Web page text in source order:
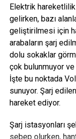
olmamak kaydıyla
Audi A4
Audi Q5
Audi Q7
Porsche
2020 yılı boyunca
Elektrik
gelirken, bazı
geliştirilmesi için
arabaların şarj
dolu sokaklar
çok bulunmuyor ve
İşte bu noktada
sunuyor. Şarj
hareket ediyor.
Şarj istasyonları
sebep olurken,